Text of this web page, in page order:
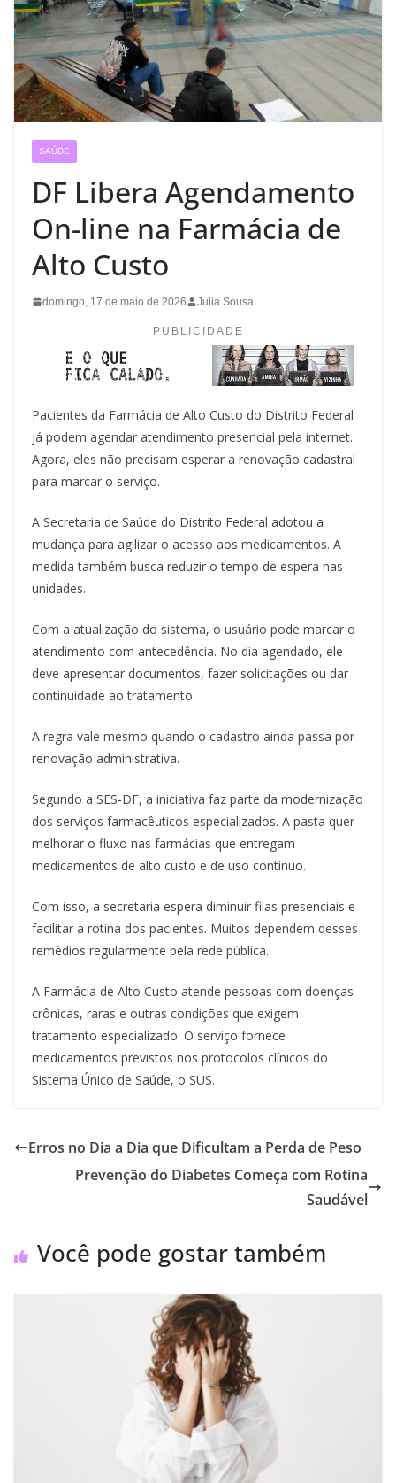
SAÚDE
DF Libera Agendamento
On-line na Farmácia de
Alto Custo
domingo, 17 de maio de 2026 Julia Sousa
PUBLICIDADE
Pacientes da Farmácia de Alto Custo do Distrito Federal
já podem agendar atendimento presencial pela internet.
Agora, eles não precisam esperar a renovação cadastral
para marcar o serviço.
A Secretaria de Saúde do Distrito Federal adotou a
mudança para agilizar o acesso aos medicamentos. A
medida também busca reduzir o tempo de espera nas
unidades.
Com a atualização do sistema, o usuário pode marcar o
atendimento com antecedência. No dia agendado, ele
deve apresentar documentos, fazer solicitações ou dar
continuidade ao tratamento.
A regra vale mesmo quando o cadastro ainda passa por
renovação administrativa.
Segundo a SES-DF, a iniciativa faz parte da modernização
dos serviços farmacêuticos especializados. A pasta quer
melhorar o fluxo nas farmácias que entregam
medicamentos de alto custo e de uso contínuo.
Com isso, a secretaria espera diminuir filas presenciais e
facilitar a rotina dos pacientes. Muitos dependem desses
remédios regularmente pela rede pública.
A Farmácia de Alto Custo atende pessoas com doenças
crônicas, raras e outras condições que exigem
tratamento especializado. O serviço fornece
medicamentos previstos nos protocolos clínicos do
Sistema Único de Saúde, o SUS.
Erros no Dia a Dia que Dificultam a Perda de Peso
Prevenção do Diabetes Começa com Rotina
Saudável
Você pode gostar também